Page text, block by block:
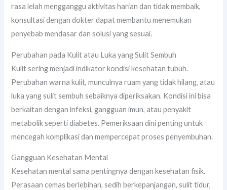
rasa lelah mengganggu aktivitas harian dan tidak membaik,
konsultasi dengan dokter dapat membantu menemukan
penyebab mendasar dan solusi yang sesuai.
Perubahan pada Kulit atau Luka yang Sulit Sembuh
Kulit sering menjadi indikator kondisi kesehatan tubuh.
Perubahan warna kulit, munculnya ruam yang tidak hilang, atau
luka yang sulit sembuh sebaiknya diperiksakan. Kondisi ini bisa
berkaitan dengan infeksi, gangguan imun, atau penyakit
metabolik seperti diabetes. Pemeriksaan dini penting untuk
mencegah komplikasi dan mempercepat proses penyembuhan.
Gangguan Kesehatan Mental
Kesehatan mental sama pentingnya dengan kesehatan fisik.
Perasaan cemas berlebihan, sedih berkepanjangan, sulit tidur,